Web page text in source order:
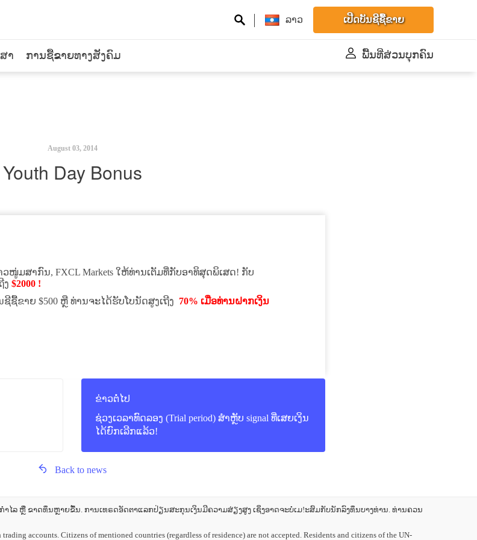
ລາວ ເປີດບັນຊີຊື້ຂາຍ
າ ການຊື້ຂາຍທາງສັງຄົມ ພື້້ນທີ່ສ່ວນບຸກຄົນ
August 03, 2014
Youth Day Bonus
ໜູ່ມສາກົນ, FXCL Markets ໃຫ້ທ່ານເຕັມທີ່ກັບອາທິສຸດພິເສດ! ກັບ
ງ $2000 !
ຊື້ຂາຍ $500 ຫຼື ທ່ານຈະໄດ້ຮັບໂບນັດສູງເຖີງ 70% ເມື່ອທ່ານຝາກເງິນ
ຂ່າວຕໍ່ໄປ
ຊ່ວງເວລາທົດລອງ (Trial period) ສຳຫຼັບ signal ທີ່ເສຍເງິນ
ໄດ້ຍົກເລີກແລ້ວ!
Back to news
ກຳໄລ ຫຼື ຂາດທຶນຫຼາຍຂື້ນ. ການເທຣດອັດຕາແລກປ່ຽນສະກຸນເງິນມີຄວາມສ່ຽງສູງ ເຊິ່ງອາດຈະບໍ່ເມ!ະສົມກັບນັກລົງທຶນບາງທ່ານ. ທ່ານຄວນ
accounts. Citizens of mentioned countries (regardless of residence) are not accepted. Residents and citizens of the UN-